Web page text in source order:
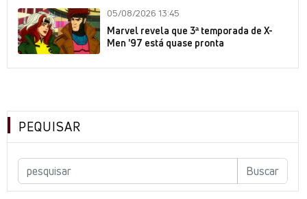
05/08/2026 13:45
Marvel revela que 3ª temporada de X-
Men '97 está quase pronta
PEQUISAR